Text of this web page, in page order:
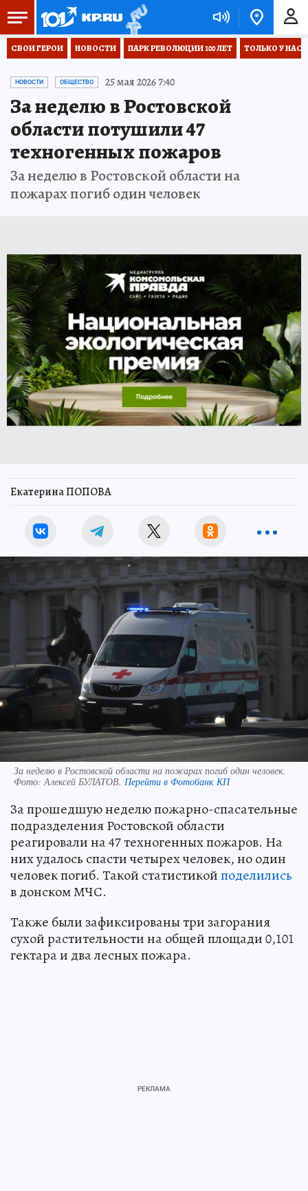
СВОИ ГЕРОИ НОВОСТИ ПАРК РЕВОЛЮЦИИ 100 ЛЕТ ТОЛЬКО У НАС
НОВОСТИ ОБЩЕСТВО 25 мая 2026 7:40
За неделю в Ростовской
области потушили 47
техногенных пожаров
За неделю в Ростовской области на
пожарах погиб один человек
Екатерина ПОПОВА
За неделю в Ростовской области на пожарах погиб один человек.
Фото:Алексей БУЛАТОВ. Перейти в Фотобанк КП
За прошедшую неделю пожарно-спасательные
подразделения Ростовской области
реагировали на 47 техногенных пожаров. На
них удалось спасти четырех человек, но один
человек погиб. Такой статистикойподелились
в донском МЧС.
Также были зафиксированы три загорания
сухой растительности на общей площади 0,101
гектара и два лесных пожара.